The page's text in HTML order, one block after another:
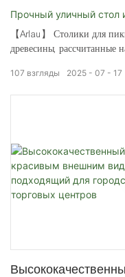
Прочный уличный стол
【Arlau】 Столики для
древесины, рассчитанные
или нержавеющей стали
2025 07 17
107 взгляды